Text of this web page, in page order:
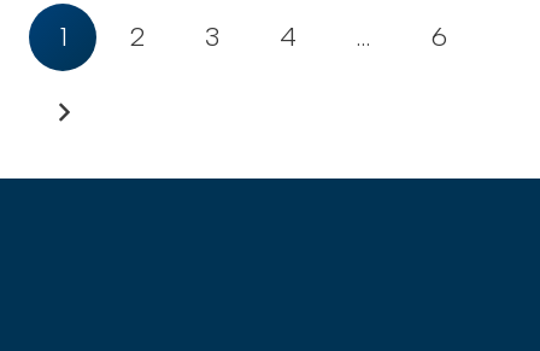
1 2 3 4 … 6